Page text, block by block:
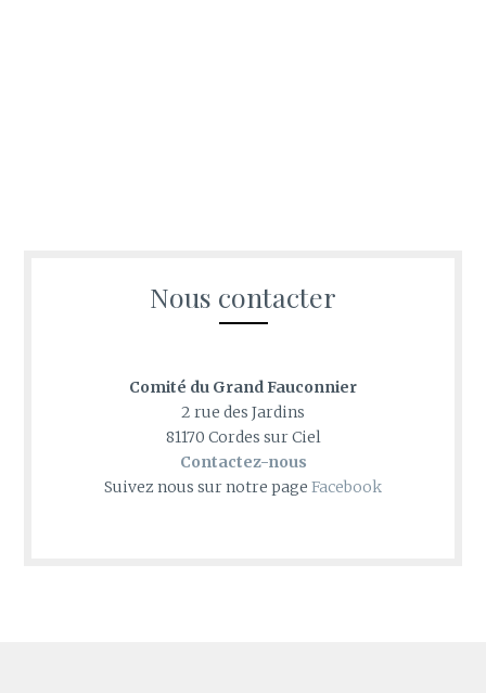
Nous contacter
Comité du Grand Fauconnier
2 rue des Jardins
81170 Cordes sur Ciel
Contactez-nous
Suivez nous sur notre page Facebook